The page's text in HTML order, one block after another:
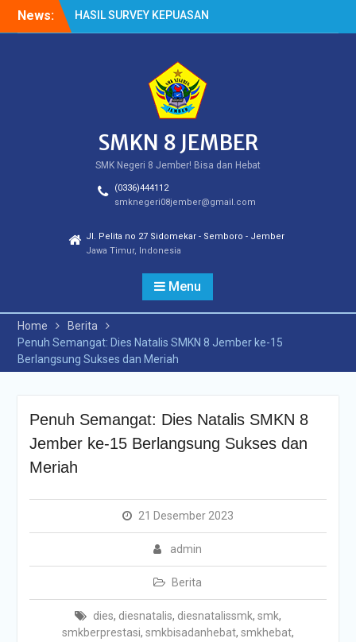
News:
HASIL SURVEY KEPUASAN
PELANGGAN
Cek Kesehatan Gratis
SMKN 8 JEMBER
SMK Negeri 8 Jember! Bisa dan Hebat
(0336)444112
smknegeri08jember@gmail.com
Jl. Pelita no 27 Sidomekar - Semboro - Jember
Jawa Timur, Indonesia
Menu
Home
Berita
Penuh Semangat: Dies Natalis SMKN 8 Jember ke-15
Berlangsung Sukses dan Meriah
Penuh Semangat: Dies Natalis SMKN 8
Jember ke-15 Berlangsung Sukses dan
Meriah
21 Desember 2023
admin
Berita
dies, diesnatalis, diesnatalissmk, smk,
smkberprestasi, smkbisadanhebat, smkhebat,